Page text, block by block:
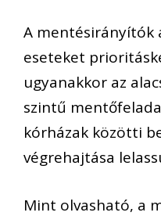
A mentésirányítók
eseteket
ugyanakkor az
szintű
kórházak közötti
végrehajtása
Mint olvasható, a